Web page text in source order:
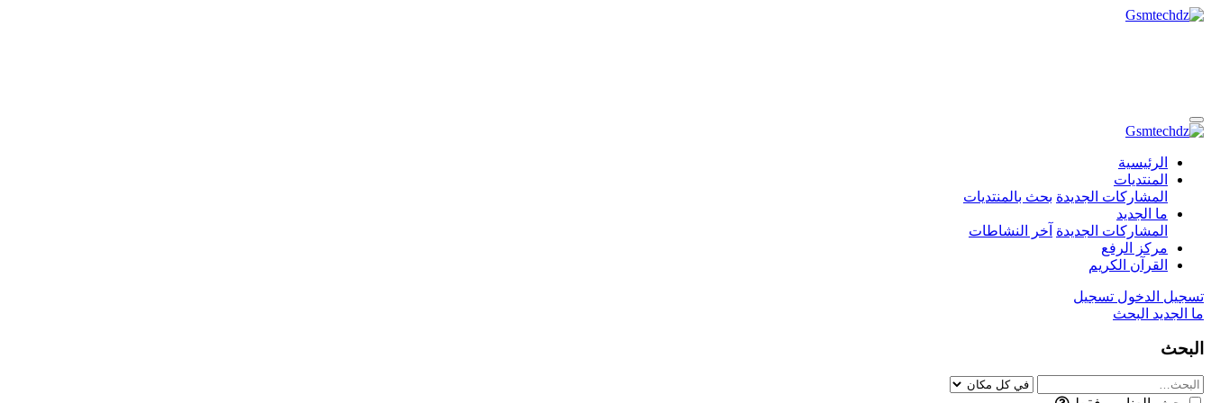
الرئيسية
المنتديات
المشاركات الجديدة بحث بالمنتديات
ما الجديد
المشاركات الجديدة آخر النشاطات
مركز الرفع
القرآن الكريم
تسجيل الدخول تسجيل
ما الجديد البحث
البحث